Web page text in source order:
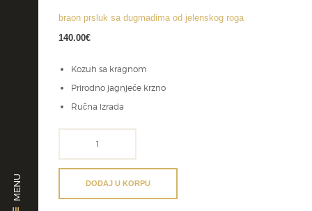
MENU
braon prsluk sa dugmadima od jelenskog roga
140.00€
Kozuh sa kragnom
Prirodno jagnjeće krzno
Ručna izrada
dugmadima
DODAJ U KORPU